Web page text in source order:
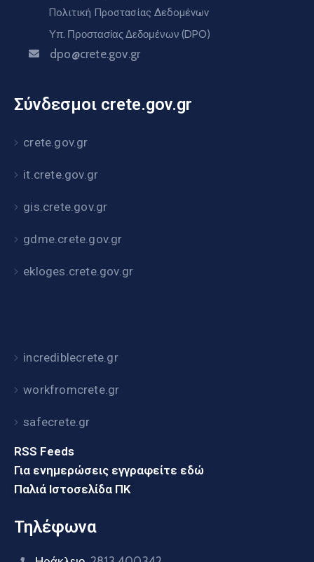
Πολιτική Προστασίας Δεδομένων
Υπ. Προστασίας Δεδομένων (DPO)
dpo@crete.gov.gr
Σύνδεσμοι crete.gov.gr
crete.gov.gr
it.crete.gov.gr
gis.crete.gov.gr
gdme.crete.gov.gr
ekloges.crete.gov.gr
incrediblecrete.gr
workfromcrete.gr
safecrete.gr
RSS Feeds
Για ενημερώσεις εγγραφείτε εδώ
Παλιά Ιστοσελίδα ΠΚ
Τηλέφωνα